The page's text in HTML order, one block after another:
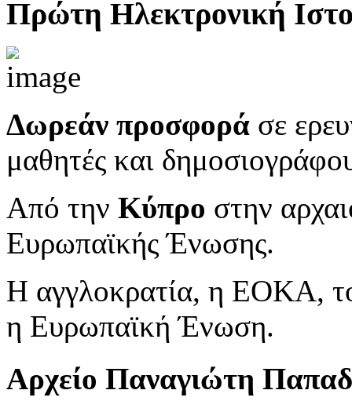
Πρώτη Ηλεκτρονική
Δωρεάν προσφορά σε
μαθητές και
Από την Κύπρο στην
Ευρωπαϊκής Ένωσης.
Η αγγλοκρατία, η ΕΟΚΑ,
η Ευρωπαϊκή Ένωση.
Αρχείο Παναγιώτη